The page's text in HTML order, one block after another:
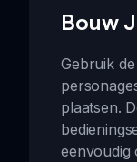
Bouw
Gebruik
plaatsen.
eenvoudig